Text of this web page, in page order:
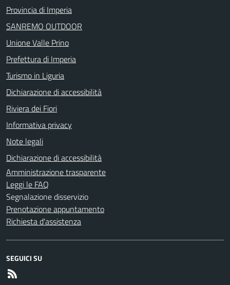
Provincia di Imperia
SANREMO OUTDOOR
Unione Valle Prino
Prefettura di Imperia
Turismo in Liguria
Dichiarazione di accessibilità
Riviera dei Fiori
Informativa privacy
Note legali
Dichiarazione di accessibilità
Amministrazione trasparente
Leggi le FAQ
Segnalazione disservizio
Prenotazione appuntamento
Richiesta d'assistenza
SEGUICI SU